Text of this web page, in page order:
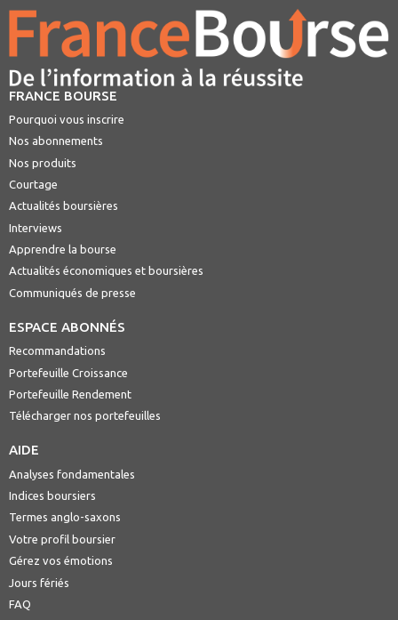
FRANCE BOURSE
Pourquoi vous inscrire
Nos abonnements
Nos produits
Courtage
Actualités boursières
Interviews
Apprendre la bourse
Actualités économiques et boursières
Communiqués de presse
ESPACE ABONNÉS
Recommandations
Portefeuille Croissance
Portefeuille Rendement
Télécharger nos portefeuilles
AIDE
Analyses fondamentales
Indices boursiers
Termes anglo-saxons
Votre profil boursier
Gérez vos émotions
Jours fériés
FAQ